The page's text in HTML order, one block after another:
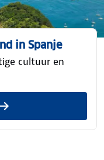
in Spanje
cultuur en